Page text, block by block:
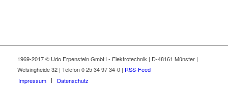
1969-2017 © Udo Erpenstein GmbH - Elektrotechnik | D-48161 Münster |
Welsingheide 32 | Telefon 0 25 34 97 34-0 | RSS-Feed
Impressum
Datenschutz